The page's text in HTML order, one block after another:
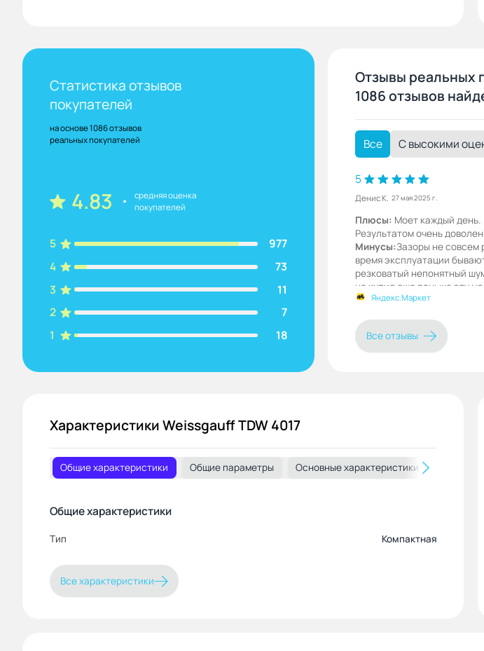
Статистика отзывов
покупателей
на основе 1086 отзывов
реальных покупателей
4.83
средняя оценка
покупателей
5
977
4
73
3
11
2
7
1
18
Отзывы реальных
1086 отзывов
Все С высокими
5
Денис К. 27 мая 2025 г.
Плюсы: Моет каждый день.
Результатом очень
Минусы:Зазоры не совсем
время эксплуатации
резковатый непонятный
не купил еще раньше эту
Очень полезная нужная
Если выбор стоит о
посудомойке то это
вариант.
Яндекс.Маркет
Все отзывы
Характеристики Weissgauff TDW 4017
Общие характеристики Общие параметры Основные характеристики
Общие характеристики
Тип Компактная
Все характеристики